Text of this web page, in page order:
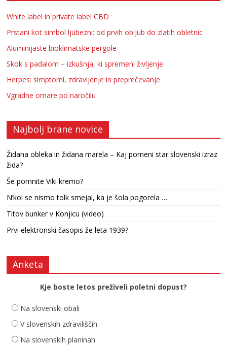
White label in private label CBD
Prstani kot simbol ljubezni: od prvih obljub do zlatih obletnic
Aluminijaste bioklimatske pergole
Skok s padalom – izkušnja, ki spremeni življenje
Herpes: simptomi, zdravljenje in preprečevanje
Vgradne omare po naročilu
Najbolj brane novice
Židana obleka in židana marela – Kaj pomeni star slovenski izraz
žida?
Še pomnite Viki kremo?
N’kol se nismo tolk smejal, ka je šola pogorela …
Titov bunker v Konjicu (video)
Prvi elektronski časopis že leta 1939?
Anketa
Kje boste letos preživeli poletni dopust?
Na slovenski obali
V slovenskih zdraviliščih
Na slovenskih planinah